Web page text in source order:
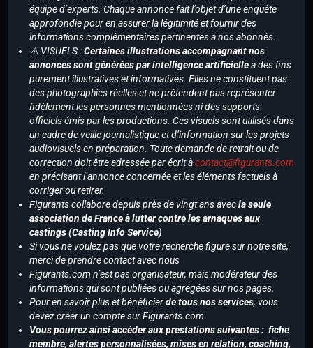
équipe d’experts. Chaque annonce fait l’objet d’une enquête
approfondie pour en assurer la légitimité et fournir des
informations complémentaires pertinentes à nos abonnés.
⚠️ VISUELS :Certaines illustrations accompagnant nos
annonces sont générées par intelligence artificielleà des fins
purement illustratives et informatives. Elles ne constituent pas
des photographies réelles et ne prétendent pas représenter
fidèlement les personnes mentionnées ni des supports
officiels émis par les productions. Ces visuels sont utilisés dans
un cadre de veille journalistique et d’information sur les projets
audiovisuels en préparation. Toute demande de retrait ou de
correction doit être adressée par écrit àcontact@figurants.com
en précisant l’annonce concernée et les éléments factuels à
corriger ou retirer.
Figurants collabore depuis près de vingt ans avecla seule
association de France à lutter contre les arnaques aux
castings (Casting Info Service)
Si vous ne voulez pas que votre recherche figure sur notre site,
merci de prendre contact avec nous
Figurants.com n’est pas organisateur, mais modérateur des
informations qui sont publiées ou agrégées sur nos pages.
Pour en savoir plus et bénéficierde tous nos services, vous
devez créer un compte sur Figurants.com
Vous pourrez ainsi accéder aux prestations suivantes : fiche
membre, alertes personnalisées, mises en relation, coaching,